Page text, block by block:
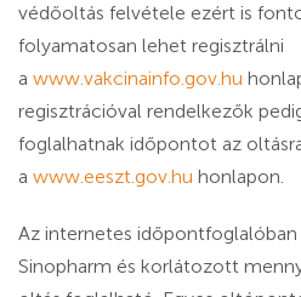
védőoltás felvétele ezért is
folyamatosan lehet regisztrálni
a www.vakcinainfo.gov.hu
regisztrációval rendelkezők
foglalhatnak időpontot az
a www.eeszt.gov.hu honlapon.
Az internetes időpontfoglalóban
Sinopharm és korlátozott